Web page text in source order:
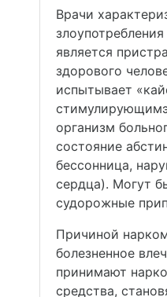
Врачи
является
здорового
испытывает
организм
состояние
бессонница,
сердца). Могут
судорожные
Причиной
болезненное
принимают
средства,